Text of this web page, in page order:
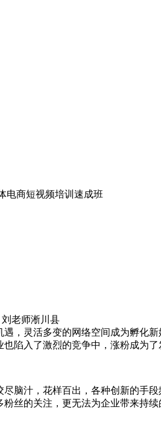
电商短视频培训速成班
刘老师淅川县
，灵活多变的网络空间成为孵化
陷入了激烈的竞争中，涨粉成为
汁，花样百出，各种创新的手段
丝的关注，更无法为企业带来持